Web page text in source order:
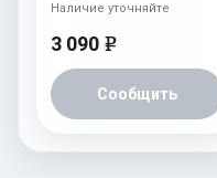
3 090 e
Сообщить
Наличие уточняйте